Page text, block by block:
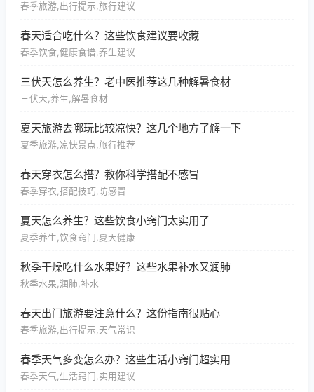
春季旅游,出行提示,旅行建议
春天适合吃什么？这些饮食建议要收藏
春季饮食,健康食谱,养生建议
三伏天怎么养生？老中医推荐这几种解暑食材
三伏天,养生,解暑食材
夏天旅游去哪玩比较凉快？这几个地方了解一下
夏季旅游,凉快景点,旅行推荐
春天穿衣怎么搭？教你科学搭配不感冒
春季穿衣,搭配技巧,防感冒
夏天怎么养生？这些饮食小窍门太实用了
夏季养生,饮食窍门,夏天健康
秋季干燥吃什么水果好？这些水果补水又润肺
秋季水果,润肺,补水
春天出门旅游要注意什么？这份指南很贴心
春季旅游,出行提示,天气常识
春季天气多变怎么办？这些生活小窍门超实用
春季天气,生活窍门,实用建议